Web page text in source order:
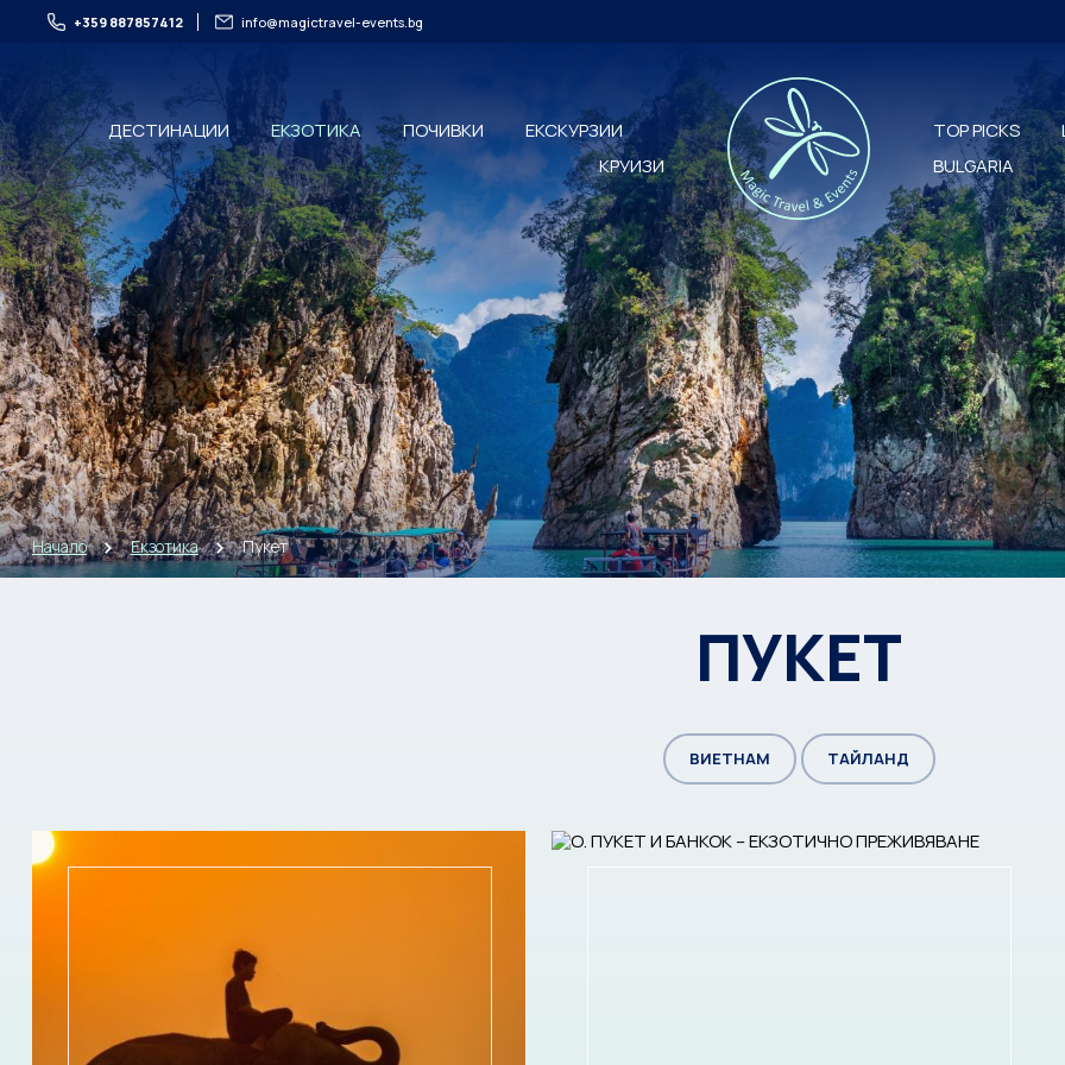
+359 887857412 info@magictravel-events.bg
ДЕСТИНАЦИИ ЕКЗОТИКА ПОЧИВКИ
ЕКСКУРЗИИ
КРУИЗИ
TOP PICKS
BULGARIA
Начало Екзотика Пукет
ПУКЕТ
ВИЕТНАМ ТАЙЛАНД